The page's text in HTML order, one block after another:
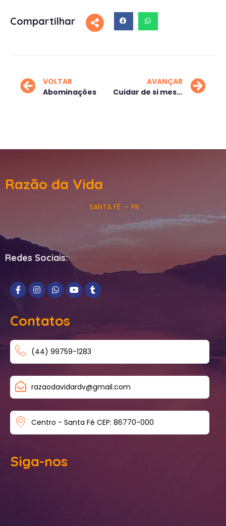
Compartilhar
VOLTAR
Abominações
AVANÇAR
Cuidar de si mesmo
Razão da Vida
SANTA FÉ – PR
Redes Sociais:
Contatos
(44) 99759-1283
razaodavidardv@gmail.com
Centro - Santa Fé CEP: 86770-000
Siga-nos